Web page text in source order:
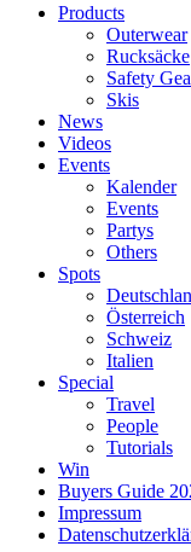
Products
Outerwear
Rucksäcke
Safety
Skis
News
Videos
Events
Kalender
Events
Partys
Others
Spots
Österreich
Schweiz
Italien
Special
Travel
People
Tutorials
Win
Buyers Guide
Impressum